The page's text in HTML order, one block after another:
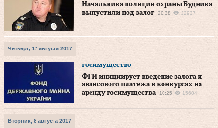
Начальника полиции охраны Будника
выпустили под залог
20:38 22937
Четверг, 17 августа 2017
госимущество
ФГИ инициирует введение залога и
авансового платежа в конкурсах на
аренду госимущества
10:25 15604
Вторник, 8 августа 2017